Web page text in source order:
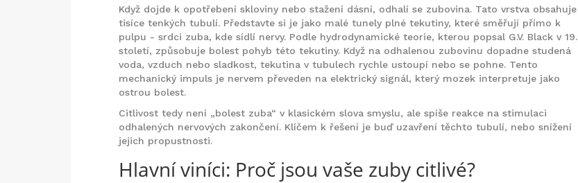
Když dojde k opotřebení skloviny nebo stažení dásní, odhalí se zubovina. Tato vrstva obsahuje
tisíce tenkých tubulí. Představte si je jako malé tunely plné tekutiny, které směřují přímo k
pulpu - srdci zuba, kde sídlí nervy. Podle hydrodynamické teorie, kterou popsal G.V. Black v 19.
století, způsobuje bolest pohyb této tekutiny. Když na odhalenou zubovinu dopadne studená
voda, vzduch nebo sladkost, tekutina v tubulech rychle ustoupí nebo se pohne. Tento
mechanický impuls je nervem převeden na elektrický signál, který mozek interpretuje jako
ostrou bolest.
Citlivost tedy není „bolest zuba“ v klasickém slova smyslu, ale spíše reakce na stimulaci
odhalených nervových zakončení. Klíčem k řešení je buď uzavření těchto tubulí, nebo snížení
jejich propustnosti.
Hlavní viníci: Proč jsou vaše zuby citlivé?